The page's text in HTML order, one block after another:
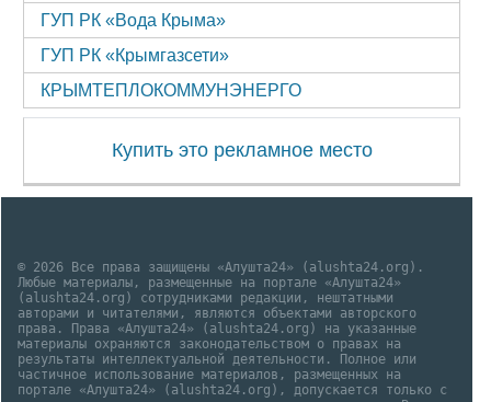
ГУП РК «Вода Крыма»
ГУП РК «Крымгазсети»
КРЫМТЕПЛОКОММУНЭНЕРГО
Купить это рекламное место
© 2026 Все права защищены «Алушта24» (alushta24.org).
Любые материалы, размещенные на портале «Алушта24»
(alushta24.org) сотрудниками редакции, нештатными
авторами и читателями, являются объектами авторского
права. Права «Алушта24» (alushta24.org) на указанные
материалы охраняются законодательством о правах на
результаты интеллектуальной деятельности. Полное или
частичное использование материалов, размещенных на
портале «Алушта24» (alushta24.org), допускается только с